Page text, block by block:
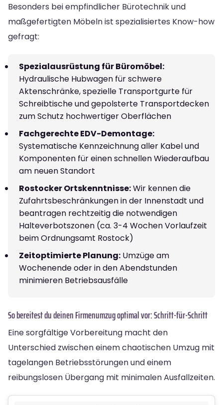
Besonders bei empfindlicher Bürotechnik und
maßgefertigten Möbeln ist spezialisiertes Know-how
gefragt:
Spezialausrüstung für Büromöbel:
Hydraulische Hubwagen für schwere
Aktenschränke, spezielle Transportgurte für
Schreibtische und gepolsterte Transportdecken
zum Schutz hochwertiger Oberflächen
Fachgerechte EDV-Demontage:
Systematische Kennzeichnung aller Kabel und
Komponenten für einen schnellen Wiederaufbau
am neuen Standort
Rostocker Ortskenntnisse:Wir kennen die
Zufahrtsbeschränkungen in der Innenstadt und
beantragen rechtzeitig die notwendigen
Halteverbotszonen (ca. 3-4 Wochen Vorlaufzeit
beim Ordnungsamt Rostock)
Zeitoptimierte Planung: Umzüge am
Wochenende oder in den Abendstunden
minimieren Betriebsausfälle
So bereitest du deinen Firmenumzug optimal vor: Schritt-für-Schritt
Eine sorgfältige Vorbereitung macht den
Unterschied zwischen einem chaotischen Umzug mit
tagelangen Betriebsstörungen und einem
reibungslosen Übergang mit minimalen Ausfallzeiten.